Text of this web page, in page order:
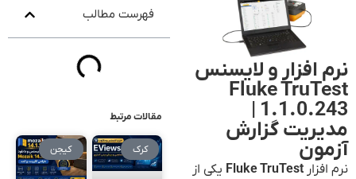
نرم افزار و لایسنس
Fluke TruTest
1.1.0.243 |
مدیریت گزارش
آزمون
نرم افزار Fluke TruTest یکی از
فهرست مطالب
مقالات مرتبط
کرک کیجن